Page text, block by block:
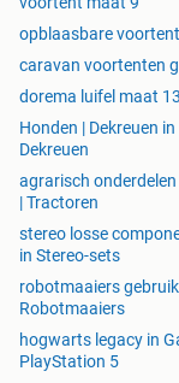
STAP 1 KIES JE
OCTAVIA 3.0 SERIE:
Octavia XL 270
Octavia XL 270
Octavia XL 270
Octavia XL 270
Octavia XL 270
Octavia XL 270
Octavia XL 270
1.519,00
opblaasbare voortent
caravan voortenten
dorema luifel maat 13
Honden | Dekreuen
Dekreuen
agrarisch
| Tractoren
stereo losse
in Stereo-sets
robotmaaiers
Robotmaaiers
hogwarts legacy in
PlayStation 5